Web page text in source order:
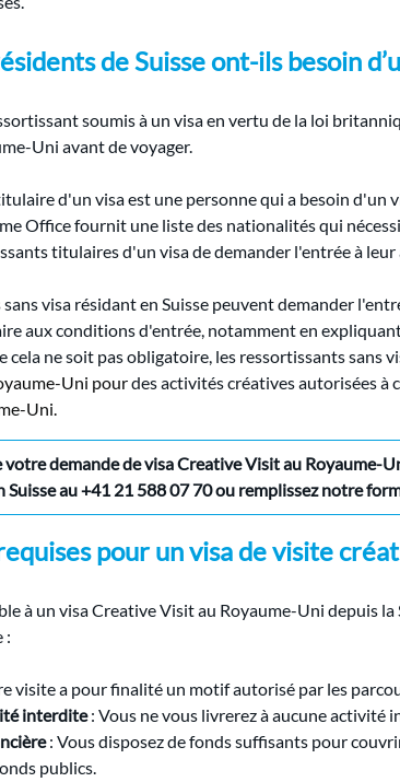
de Suisse ont-ils besoin
soumis à un visa en vertu de la loi
Uni avant de voyager.
d'un visa est une personne qui a besoin d'un
Office fournit une liste des nationalités qui
titulaires d'un visa de demander l'entrée à leur
visa résidant en Suisse peuvent demander
aux conditions d'entrée, notamment en
cela ne soit pas obligatoire, les ressortissants sans
Uni pourdes activités créatives autorisées à
Uni.
votre demande de visa Creative Visit au
Suisse au+41 21 588 07 70ou remplissez notre
pour un visa de visite
à un visa Creative Visit au Royaume-Uni depuis
:
visite a pour finalité un motif autorisé par les
interdite : Vous ne vous livrerez à aucune activité
: Vous disposez de fonds suffisants pour
publics.